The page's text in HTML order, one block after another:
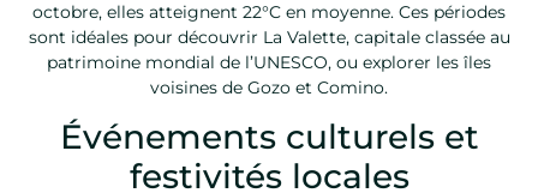
octobre, elles atteignent 22°C en moyenne. Ces périodes
sont idéales pour découvrir La Valette, capitale classée au
patrimoine mondial de l’UNESCO, ou explorer les îles
voisines de Gozo et Comino.
Événements culturels et
festivités locales